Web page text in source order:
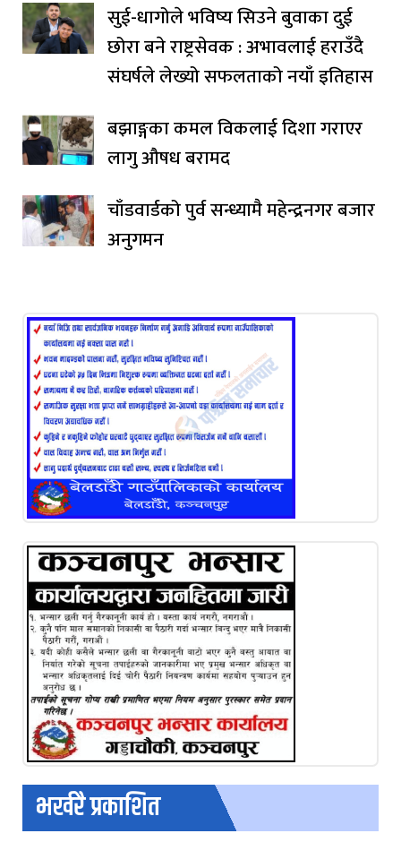
सुई-धागोले भविष्य सिउने बुवाका दुई
छोरा बने राष्ट्रसेवक : अभावलाई हराउँदै
संघर्षले लेख्यो सफलताको नयाँ इतिहास
बझाङ्गका कमल विकलाई दिशा गराएर
लागु औषध बरामद
चाँडवार्डको पुर्व सन्ध्यामै महेन्द्रनगर बजार
अनुगमन
भर्खरै प्रकाशित